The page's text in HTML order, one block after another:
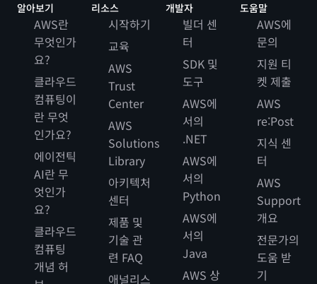
알아보기
AWS란
무엇인가
요?
클라우드
컴퓨팅이
란 무엇
인가요?
에이전틱
AI란 무
엇인가
요?
클라우드
컴퓨팅
개념 허
리소스
시작하기
교육
AWS
Trust
Center
AWS
Solutions
Library
아키텍처
센터
제품 및
기술 관
련 FAQ
애널리스
개발자
빌더 센
터
SDK 및
도구
AWS에
서의
.NET
AWS에
서의
Python
AWS에
서의
Java
AWS 상
도움말
AWS에
문의
지원 티
켓 제출
AWS
re:Post
지식 센
터
AWS
Support
개요
전문가의
도움 받
기